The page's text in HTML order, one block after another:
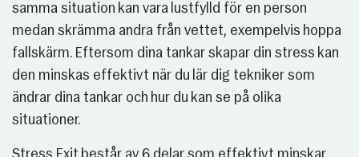
samma situation kan vara lustfylld för en person
medan skrämma andra från vettet, exempelvis hoppa
fallskärm. Eftersom dina tankar skapar din stress kan
den minskas effektivt när du lär dig tekniker som
ändrar dina tankar och hur du kan se på olika
situationer.